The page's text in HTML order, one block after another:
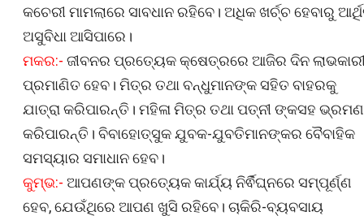
କଚେରୀ ମାମଲାରେ ସାବଧାନ ରହିବେ। ଅଧିକ ଖର୍ଚ୍ଚ ହେବାରୁ
ଅସୁବିଧା ଆସିପାରେ।
ମକର:- ଜୀବନର ପ୍ରତ୍ୟେକ କ୍ଷେତ୍ରରେ ଆଜିର ଦିନ
ପ୍ରମାଣିତ ହେବ। ମିତ୍ର ତଥା ବନ୍ଧୁମାନଙ୍କ ସହିତ ବାହରକୁ
ଯାତ୍ରା କରିପାରନ୍ତି। ମହିଳା ମିତ୍ର ତଥା ପତ୍ନୀ ଙ୍କସହ ଭ୍ରମଣ
କରିପାରନ୍ତି। ବିବାହୋତ୍ସୁକ ଯୁବକ-ଯୁବତିମାନଙ୍କର ବୈବାହିକ
ସମସ୍ୟାର ସମାଧାନ ହେବ।
କୁମ୍ଭ:- ଆପଣଙ୍କ ପ୍ରତ୍ୟେକ କାର୍ଯ୍ୟ ନିର୍ଵିଘ୍ନରେ ସମ୍ପୂର୍ଣ୍ଣ
ହେବ, ଯେଉଁଥିରେ ଆପଣ ଖୁସି ରହିବେ। ଚାକିରି-ବ୍ୟବସାୟ